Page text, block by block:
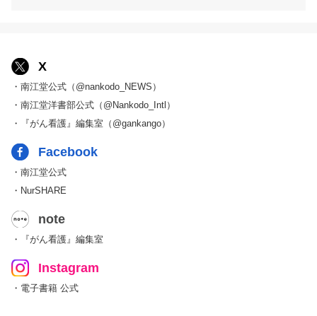
X
・南江堂公式（@nankodo_NEWS）
・南江堂洋書部公式（@Nankodo_Intl）
・『がん看護』編集室（@gankango）
Facebook
・南江堂公式
・NurSHARE
note
・『がん看護』編集室
Instagram
・電子書籍 公式